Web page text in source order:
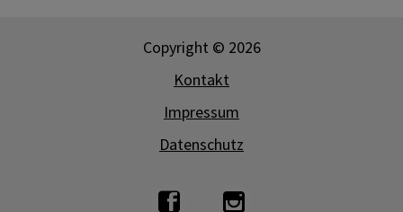
Copyright © 2026
Kontakt
Impressum
Datenschutz